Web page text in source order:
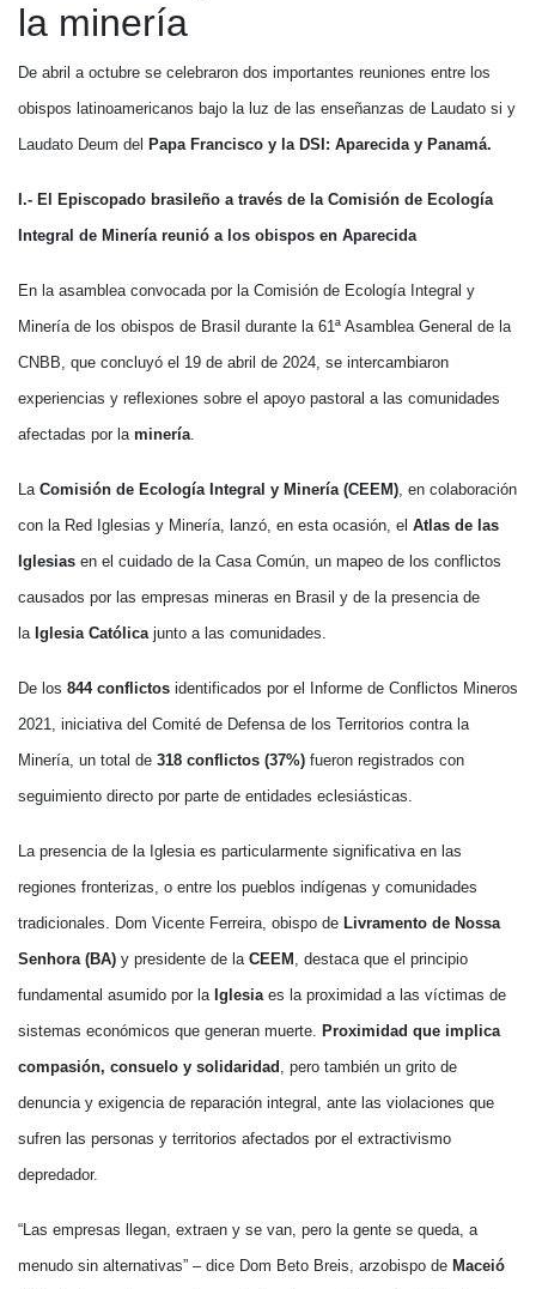
la minería
De abril a octubre se celebraron dos importantes reuniones entre los
obispos latinoamericanos bajo la luz de las enseñanzas de Laudato si y
Laudato Deum del Papa Francisco y la DSI: Aparecida y Panamá.
I.- El Episcopado brasileño a través de la Comisión de Ecología
Integral de Minería reunió a los obispos en Aparecida
En la asamblea convocada por la Comisión de Ecología Integral y
Minería de los obispos de Brasil durante la 61ª Asamblea General de la
CNBB, que concluyó el 19 de abril de 2024, se intercambiaron
experiencias y reflexiones sobre el apoyo pastoral a las comunidades
afectadas por la minería.
La Comisión de Ecología Integral y Minería (CEEM), en colaboración
con la Red Iglesias y Minería, lanzó, en esta ocasión, el Atlas de las
Iglesias en el cuidado de la Casa Común, un mapeo de los conflictos
causados por las empresas mineras en Brasil y de la presencia de
la Iglesia Católicajunto a las comunidades.
De los 844 conflictos identificados por el Informe de Conflictos Mineros
2021, iniciativa del Comité de Defensa de los Territorios contra la
Minería, un total de 318 conflictos (37%) fueron registrados con
seguimiento directo por parte de entidades eclesiásticas.
La presencia de la Iglesia es particularmente significativa en las
regiones fronterizas, o entre los pueblos indígenas y comunidades
tradicionales. Dom Vicente Ferreira, obispo de Livramento de Nossa
Senhora (BA) y presidente de la CEEM , destaca que el principio
fundamental asumido por la Iglesiaes la proximidad a las víctimas de
sistemas económicos que generan muerte. Proximidad que implica
compasión, consuelo y solidaridad , pero también un grito de
denuncia y exigencia de reparación integral, ante las violaciones que
sufren las personas y territorios afectados por el extractivismo
depredador.
“Las empresas llegan, extraen y se van, pero la gente se queda, a
menudo sin alternativas” – dice Dom Beto Breis, arzobispo de Maceió